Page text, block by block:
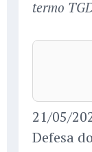
termo
21/05/
Defesa